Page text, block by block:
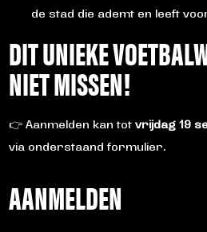
de stad die ademt en leeft
DIT UNIEKE
NIET MISSEN!
👉 Aanmelden kan tot vrijdag 19
via onderstaand formulier.
AANMELDEN